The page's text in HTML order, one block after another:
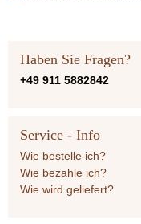
Haben Sie Fragen?
+49 911 5882842
Service - Info
Wie bestelle ich?
Wie bezahle ich?
Wie wird geliefert?